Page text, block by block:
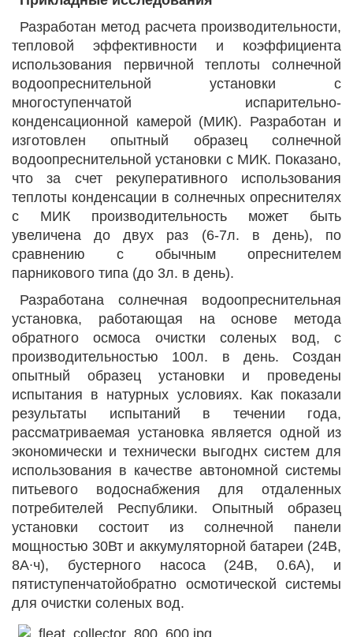
Разработан метод расчета производительности,
тепловой эффективности и коэффициента
использования первичной теплоты солнечной
водоопреснительной установки с
многоступенчатой испарительно-
конденсационной камерой (МИК). Разработан и
изготовлен опытный образец солнечной
водоопреснительной установки с МИК. Показано,
что за счет рекуперативного использования
теплоты конденсации в солнечных опреснителях
с МИК производительность может быть
увеличена до двух раз (6-7л. в день), по
сравнению с обычным опреснителем
парникового типа (до 3л. в день).
Разработана солнечная водоопреснительная
установка, работающая на основе метода
обратного осмоса очистки соленых вод, с
производительностью 100л. в день. Создан
опытный образец установки и проведены
испытания в натурных условиях. Как показали
результаты испытаний в течении года,
рассматриваемая установка является одной из
экономически и технически выгоднх систем для
использования в качестве автономной системы
питьевого водоснабжения для отдаленных
потребителей Республики. Опытный образец
установки состоит из солнечной панели
мощностью 30Вт и аккумуляторной батареи (24В,
8A∙ч), бустерного насоса (24В, 0.6А), и
пятиступенчатойобратно осмотической системы
для очистки соленых вод.